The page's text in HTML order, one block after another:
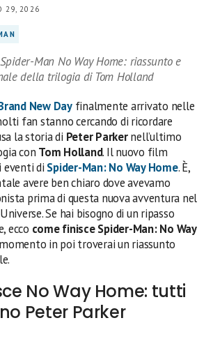
29, 2026
Man No Way Home: riassunto e
della trilogia di Tom Holland
New Dayfinalmente arrivato nelle
fan stanno cercando di ricordare
la storia di Peter Parkernell’ultimo
con Tom Holland. Il nuovo film
di Spider-Man: No Way Home. È,
avere ben chiaro dove avevamo
prima di questa nuova avventura nel
Se hai bisogno di un ripasso
ecco come finisce Spider-Man: No Way
in poi troverai un riassunto
No Way Home: tutti
Peter Parker